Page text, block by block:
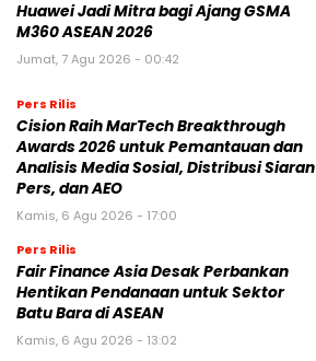
Huawei Jadi Mitra bagi Ajang GSMA
M360 ASEAN 2026
Jumat, 7 Agu 2026 - 00:42
Pers Rilis
Cision Raih MarTech Breakthrough
Awards 2026 untuk Pemantauan dan
Analisis Media Sosial, Distribusi Siaran
Pers, dan AEO
Kamis, 6 Agu 2026 - 17:00
Pers Rilis
Fair Finance Asia Desak Perbankan
Hentikan Pendanaan untuk Sektor
Batu Bara di ASEAN
Kamis, 6 Agu 2026 - 13:02